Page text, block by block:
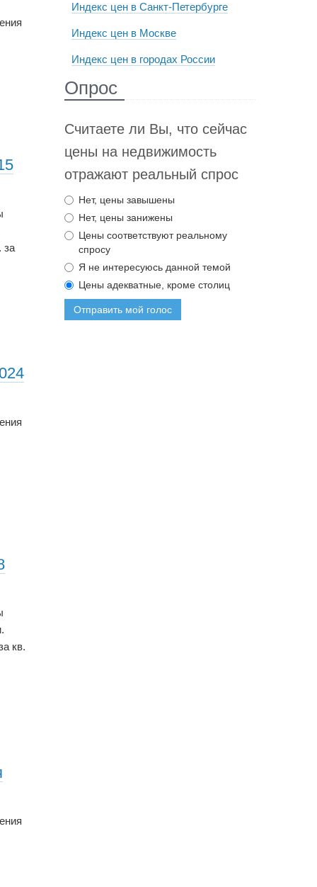
за
кв.
Индекс цен в Санкт-Петербурге
Индекс цен в Москве
Индекс цен в городах России
Опрос
Считаете ли Вы, что сейчас
цены на недвижимость
отражают реальный спрос
Нет, цены завышены
Нет, цены занижены
Цены соответствуют реальному
спросу
Я не интересуюсь данной темой
Цены адекватные, кроме столиц
Отправить мой голос